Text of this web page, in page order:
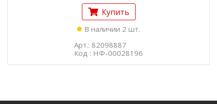
Купить
В наличии 2 шт.
Арт.: 82098887
Код : НФ-00028196